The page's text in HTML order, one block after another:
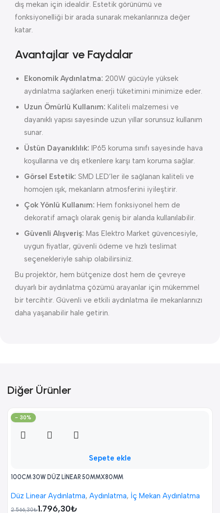
dış mekan için idealdir. Estetik görünümü ve
fonksiyonelliği bir arada sunarak mekanlarınıza değer
katar.
Avantajlar ve Faydalar
Ekonomik Aydınlatma: 200W gücüyle yüksek
aydınlatma sağlarken enerji tüketimini minimize eder.
Uzun Ömürlü Kullanım: Kaliteli malzemesi ve
dayanıklı yapısı sayesinde uzun yıllar sorunsuz kullanım
sunar.
Üstün Dayanıklılık: IP65 koruma sınıfı sayesinde hava
koşullarına ve dış etkenlere karşı tam koruma sağlar.
Görsel Estetik: SMD LED’ler ile sağlanan kaliteli ve
homojen ışık, mekanların atmosferini iyileştirir.
Çok Yönlü Kullanım: Hem fonksiyonel hem de
dekoratif amaçlı olarak geniş bir alanda kullanılabilir.
Güvenli Alışveriş: Mas Elektro Market güvencesiyle,
uygun fiyatlar, güvenli ödeme ve hızlı teslimat
seçenekleriyle sahip olabilirsiniz.
Bu projektör, hem bütçenize dost hem de çevreye
duyarlı bir aydınlatma çözümü arayanlar için mükemmel
bir tercihtir. Güvenli ve etkili aydınlatma ile mekanlarınızı
daha yaşanabilir hale getirin.
Diğer Ürünler
- 30%
Sepete ekle
100CM 30W DÜZ LİNEAR 50MMX80MM
Düz Linear Aydınlatma, Aydınlatma, İç Mekan Aydınlatma
2.566,30₺1.796,30₺